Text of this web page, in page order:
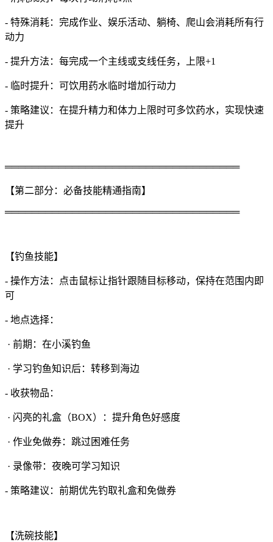
- 特殊消耗：完成作业、娱乐活动、躺椅、爬山会消耗所有行
动力
- 提升方法：每完成一个主线或支线任务，上限+1
- 临时提升：可饮用药水临时增加行动力
- 策略建议：在提升精力和体力上限时可多饮药水，实现快速
提升
═══════════════════════════════════
【第二部分：必备技能精通指南】
═══════════════════════════════════
【钓鱼技能】
- 操作方法：点击鼠标让指针跟随目标移动，保持在范围内即
可
- 地点选择：
· 前期：在小溪钓鱼
· 学习钓鱼知识后：转移到海边
- 收获物品：
· 闪亮的礼盒（BOX）：提升角色好感度
· 作业免做券：跳过困难任务
· 录像带：夜晚可学习知识
- 策略建议：前期优先钓取礼盒和免做券
【洗碗技能】